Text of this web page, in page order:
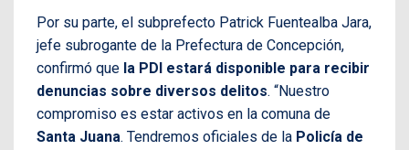
Por su parte, el subprefecto Patrick Fuentealba Jara,
jefe subrogante de la Prefectura de Concepción,
confirmó que la PDI estará disponible para recibir
denuncias sobre diversos delitos. “Nuestro
compromiso es estar activos en la comuna de
Santa Juana. Tendremos oficiales de la Policía de